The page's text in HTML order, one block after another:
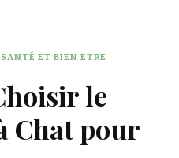
SANTÉ ET BIEN ETRE
le
Chat pour